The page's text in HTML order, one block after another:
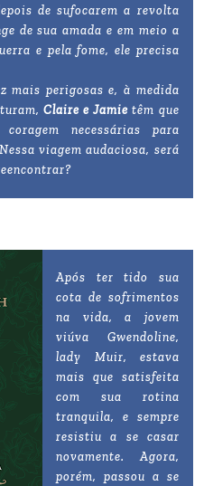
de sufocarem a revolta
de sua amada e em meio a
e pela fome, ele precisa
mais perigosas e, à medida
Claire e Jamie têm que
necessárias para
viagem audaciosa, será
Após ter tido sua
cota de sofrimentos
na vida, a jovem
viúva Gwendoline,
lady Muir, estava
mais que satisfeita
com sua rotina
tranquila, e sempre
resistiu a se casar
novamente. Agora,
porém, passou a se